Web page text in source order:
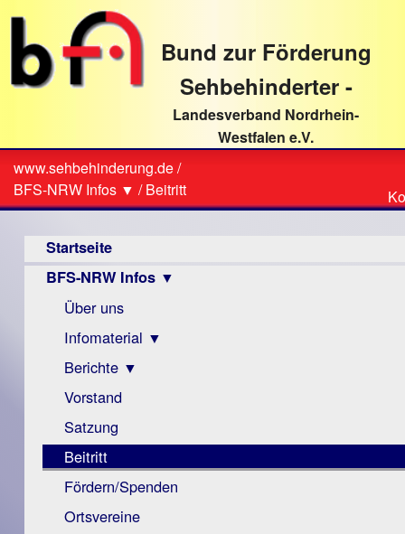
direkt
Textinhalt
Bund zur Förderung
Sehbehinderter -
Landesverband Nordrhein-
Westfalen e.V.
Sie
sind
hier
www.sehbehinderung.de/
BFS-NRW Infos ▼ /Beitritt
Startseite
BFS-NRW Infos ▼
Über uns
Infomaterial ▼
Visus
Zeitschrift
Monokular
Mac
Instagram-
Links
Berichte ▼
Archiv
Berichte
Vorstand
Satzung
Beitritt
Fördern/Spenden
Ortsvereine